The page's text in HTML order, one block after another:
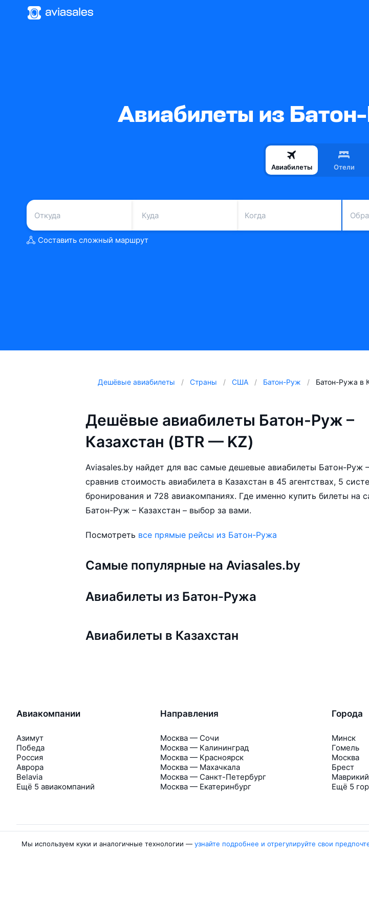
Авиабилеты из
Авиабилеты Отели
Когда
Составить сложный маршрут
Дешёвые авиабилеты Страны США Батон-Руж Батон-Ружа в
Дешёвые авиабилеты Батон-Руж –
Казахстан (BTR — KZ)
Aviasales.by найдет для вас самые дешевые авиабилеты Батон-Руж
сравнив стоимость авиабилета в Казахстан в 45 агентствах, 5
бронирования и 728 авиакомпаниях. Где именно купить билеты на
Батон-Руж – Казахстан – выбор за вами.
Посмотреть все прямые рейсы из Батон-Ружа
Самые популярные на Aviasales.by
Авиабилеты из Батон-Ружа
Авиабилеты в Казахстан
Авиакомпании
Азимут
Победа
Россия
Аврора
Belavia
Ещё 5 авиакомпаний
Направления
Москва — Сочи
Москва — Калининград
Москва — Красноярск
Москва — Махачкала
Москва — Санкт-Петербург
Москва — Екатеринбург
Города
Минск
Гомель
Москва
Брест
Маврикий
Ещё 5
Мы используем куки и аналогичные технологии — узнайте подробнее и отрегулируйте свои